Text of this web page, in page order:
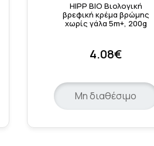
HIPP BIO Βιολογική
βρεφική κρέμα βρώμης
χωρίς γάλα 5m+, 200g
4.08€
Μη διαθέσιμο